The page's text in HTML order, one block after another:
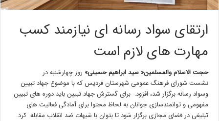
ارتقای سواد رسانه ای نیازمند کسب
مهارت های لازم است
حجت الاسلام والمسلمین« سید ابراهیم حسینی» روز چهارشنبه در
نشست شورای فرهنگ عمومی شهرستان فردیس که با موضوع جهاد تبیین
وسواد رسانه برگزار شد، افزود: برای گسترش جهاد تبیین باید دوره های تبیین
مفهومی و توانمندسازی جوانان به لحاظ محتوا برای آمادگی فعالیت های
تبلیغی در فضای مجازی برگزار شود تا بتوان با شبهات ضد انقلاب مقابله کرد.